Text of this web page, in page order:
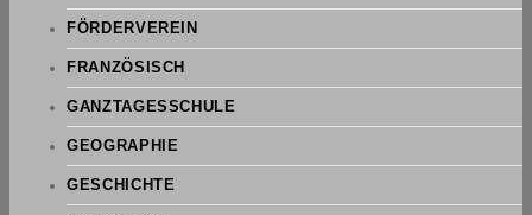
FÖRDERVEREIN
FRANZÖSISCH
GANZTAGESSCHULE
GEOGRAPHIE
GESCHICHTE